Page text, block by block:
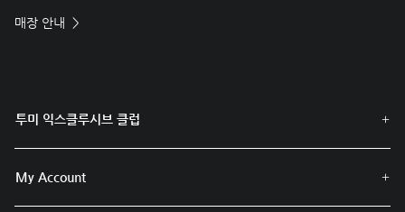
매장 안내
투미 익스클루시브 클럽
My Account